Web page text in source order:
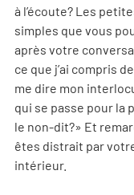
à l’écoute? Les
simples que vous
après votre
ce que j’ai compris
me dire mon
qui se passe pour la
le non-dit?» Et
êtes distrait par
intérieur.